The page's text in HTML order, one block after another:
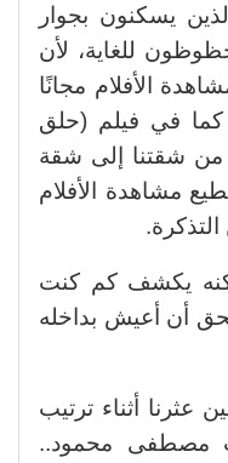
يسكنون بجوار
للغاية، لأن
الأفلام مجانًا
كما في فيلم (حلق
شقتنا إلى شقة
مشاهدة الأفلام
لكنه يكشف كم كنت
أن أعيش بداخله
عثرنا أثناء ترتيب
مصطفى محمود..